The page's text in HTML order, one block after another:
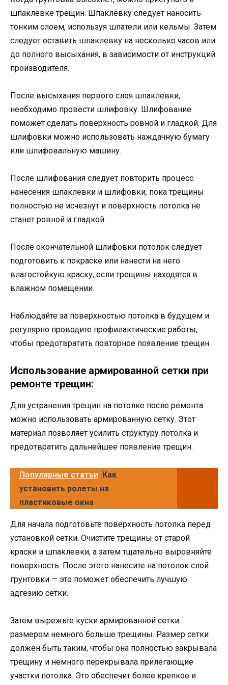
шпаклевке трещин. Шпаклевку следует наносить
тонким слоем, используя шпатели или кельмы. Затем
следует оставить шпаклевку на несколько часов или
до полного высыхания, в зависимости от инструкций
производителя.
После высыхания первого слоя шпаклевки,
необходимо провести шлифовку. Шлифование
поможет сделать поверхность ровной и гладкой. Для
шлифовки можно использовать наждачную бумагу
или шлифовальную машину.
После шлифования следует повторить процесс
нанесения шпаклевки и шлифовки, пока трещины
полностью не исчезнут и поверхность потолка не
станет ровной и гладкой.
После окончательной шлифовки потолок следует
подготовить к покраске или нанести на него
влагостойкую краску, если трещины находятся в
влажном помещении.
Наблюдайте за поверхностью потолка в будущем и
регулярно проводите профилактические работы,
чтобы предотвратить повторное появление трещин.
Использование армированной сетки при
ремонте трещин:
Для устранения трещин на потолке после ремонта
можно использовать армированную сетку. Этот
материал позволяет усилить структуру потолка и
предотвратить дальнейшее появление трещин.
Популярные статьи Как
установить ролеты на
пластиковые окна
Для начала подготовьте поверхность потолка перед
установкой сетки. Очистите трещины от старой
краски и шпаклевки, а затем тщательно выровняйте
поверхность. После этого нанесите на потолок слой
грунтовки — это поможет обеспечить лучшую
адгезию сетки.
Затем вырежьте куски армированной сетки
размером немного больше трещины. Размер сетки
должен быть таким, чтобы она полностью закрывала
трещину и немного перекрывала прилегающие
участки потолка. Это обеспечит более крепкое и